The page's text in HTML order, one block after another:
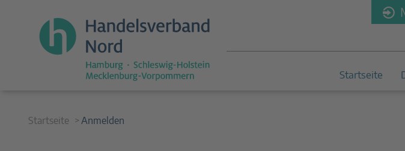
Startseite
Startseite Anmelden